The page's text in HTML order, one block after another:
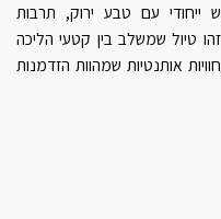
ייחודי עם טבע ירוק, תרבות
טיול שמשלב בין קטעי הליכה
אותנטיות שמהוות הזדמנות